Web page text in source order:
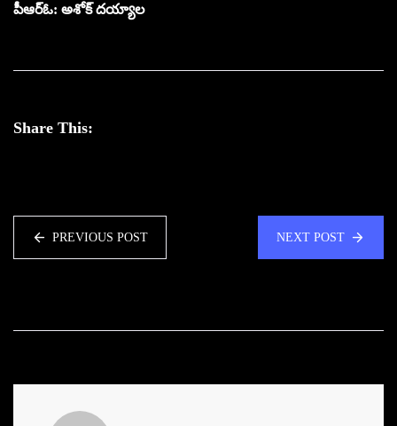
పీఆర్ఓ: అశోక్ దయ్యాల
Share This:
PREVIOUS POST NEXT POST